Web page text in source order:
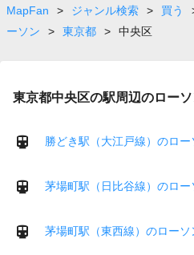
page
MapFan > ジャンル検索 > 買う
ーソン
> 東京都 > 中央区
東京都中央区の駅周辺のロー
勝どき駅（大江戸線）のロー
茅場町駅（日比谷線）のロー
茅場町駅（東西線）のローソ